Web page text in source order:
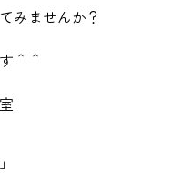
みませんか？
＾＾